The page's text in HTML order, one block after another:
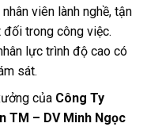
viên lành nghề, tận
trong công việc.
lực trình độ cao có
sát.
của Công Ty
TM – DV Minh Ngọc